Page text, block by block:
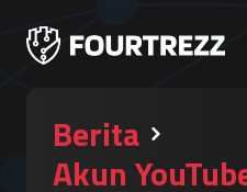
Berita
Akun